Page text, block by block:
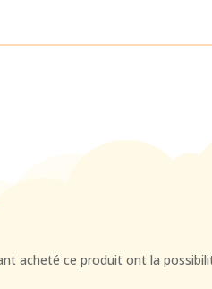
acheté ce produit ont la